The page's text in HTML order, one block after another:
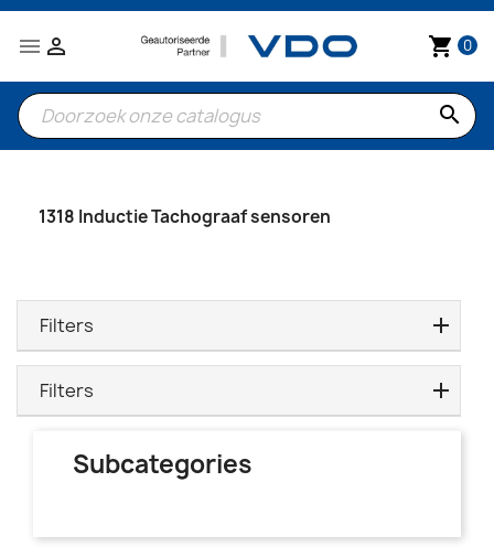
 shopping_cart 0

search
1318 Inductie Tachograaf sensoren
Filters
Filters
Subcategories